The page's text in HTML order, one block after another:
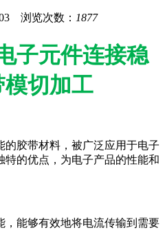
浏览次数： 1877
子元件连接稳
模切加工
的胶带材料，被广泛应用于电子
特的优点，为电子产品的性能和
，能够有效地将电流传输到需要